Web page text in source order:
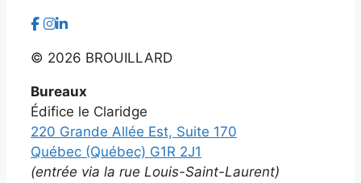
© 2026 BROUILLARD
Bureaux
Édifice le Claridge
220 Grande Allée Est, Suite 170
Québec (Québec) G1R 2J1
(entrée via la rue Louis-Saint-Laurent)